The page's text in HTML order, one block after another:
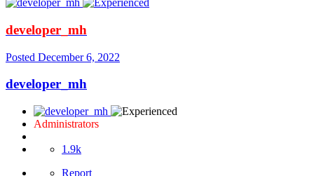
developer_mh
Posted December 6, 2022
developer_mh
Administrators
1.9k
Report